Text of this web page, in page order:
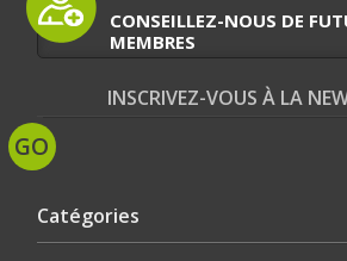
CONSEILLEZ-NOUS DE
MEMBRES
INSCRIVEZ-VOUS À LA
Catégories